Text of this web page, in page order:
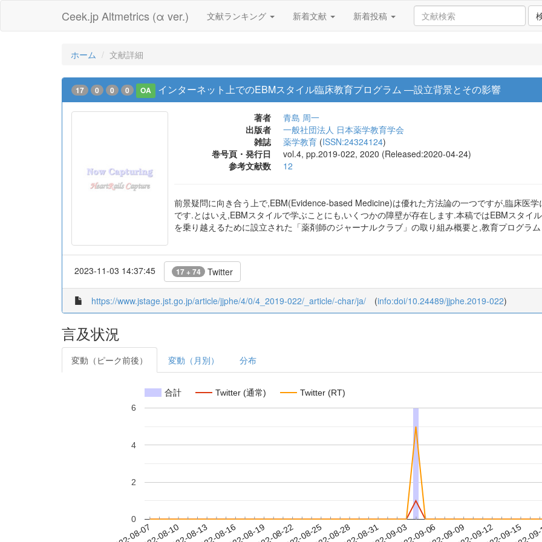
Ceek.jp Altmetrics (α ver.) 文献ランキング 新着文献 新着投稿
ホーム 文献詳細
17 0 0 0 OA インターネット上でのEBMスタイル臨床教育プログラム ―設立背景とその影響
著者
青島 周一
出版者
一般社団法人 日本薬学教育学会
雑誌
薬学教育 (ISSN:24324124)
巻号頁・発行日
vol.4, pp.2019-022, 2020 (Released:2020-04-24)
参考文献数
12
前景疑問に向き合う上で,EBM(Evidence-based Medicine)は優れた方法論の一つですが,臨床医
です.とはいえ,EBMスタイルで学ぶことにも,いくつかの障壁が存在します.本稿ではEBMスタイ
を乗り越えるために設立された「薬剤師のジャーナルクラブ」の取り組み概要と,教育プログラ
2023-11-03 14:37:45 17 + 74 Twitter
https://www.jstage.jst.go.jp/article/jjphe/4/0/4_2019-022/_article/-char/ja/ (info:doi/10.24489/jjphe.2019-022)
言及状況
変動（ピーク前後） 変動（月別） 分布
合計 Twitter (通常) Twitter (RT)
0
2
4
6